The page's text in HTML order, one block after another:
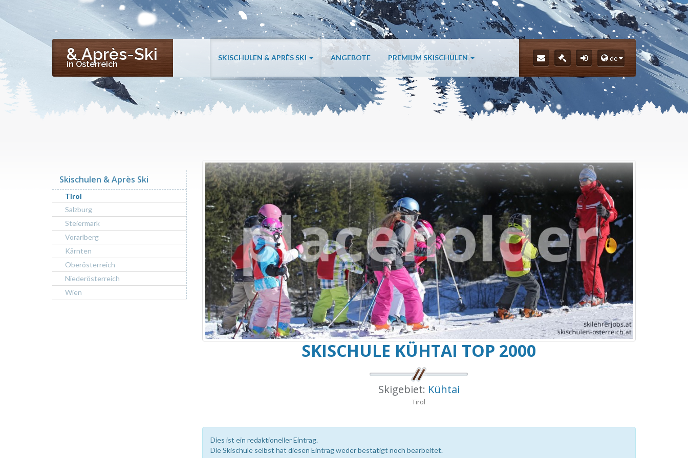
& Après-Ski
in Österreich
SKISCHULEN & APRÈS SKI ANGEBOTE PREMIUM SKISCHULEN de
SKISCHULE KÜHTAI TOP 2000
Skigebiet: Kühtai
Tirol
Dies ist ein redaktioneller Eintrag.
Die Skischule selbst hat diesen Eintrag weder bestätigt noch bearbeitet.
Skischulen & Après Ski
Tirol
Salzburg
Steiermark
Vorarlberg
Kärnten
Oberösterreich
Niederösterreich
Wien